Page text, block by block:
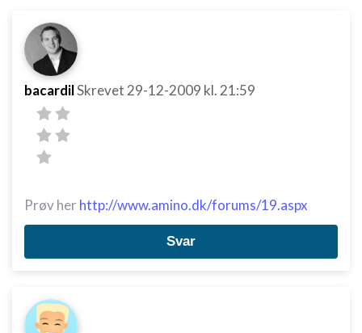
bacardilSkrevet 29-12-2009 kl. 21:59
Prøv her http://www.amino.dk/forums/19.aspx
Svar